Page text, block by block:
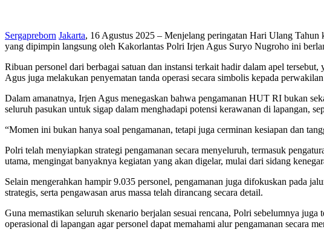
Sergapreborn Jakarta, 16 Agustus 2025 – Menjelang peringatan Hari Ulang Tahun
yang dipimpin langsung oleh Kakorlantas Polri Irjen Agus Suryo Nugroho ini
Ribuan personel dari berbagai satuan dan instansi terkait hadir dalam apel
Agus juga melakukan penyematan tanda operasi secara simbolis kepada
Dalam amanatnya, Irjen Agus menegaskan bahwa pengamanan HUT RI bukan
seluruh pasukan untuk sigap dalam menghadapi potensi kerawanan di lapangan,
“Momen ini bukan hanya soal pengamanan, tetapi juga cerminan kesiapan dan
Polri telah menyiapkan strategi pengamanan secara menyeluruh, termasuk
utama, mengingat banyaknya kegiatan yang akan digelar, mulai dari sidang
Selain mengerahkan hampir 9.035 personel, pengamanan juga difokuskan pada
strategis, serta pengawasan arus massa telah dirancang secara detail.
Guna memastikan seluruh skenario berjalan sesuai rencana, Polri sebelumnya
operasional di lapangan agar personel dapat memahami alur pengamanan secara